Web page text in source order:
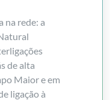
na rede: a
de alta
Maior e em
ligação à